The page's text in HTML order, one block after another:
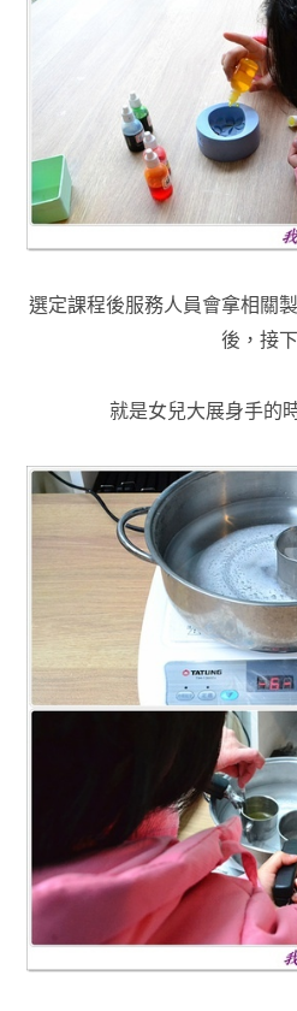
選定課程後服務人員會拿相關
後，接
就是女兒大展身手的